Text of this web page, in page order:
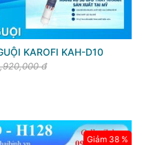
KAROFI KAH-D10
đ
Giảm 38 %